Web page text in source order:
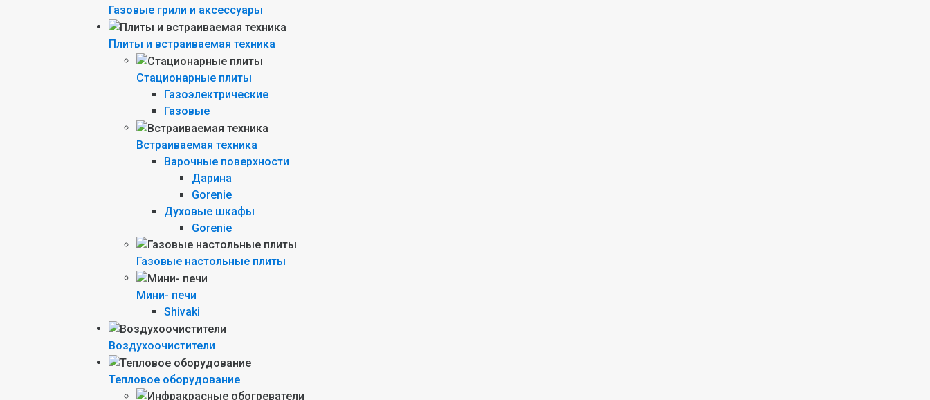
Газовые грили и аксессуары
Плиты и встраиваемая техника
Стационарные плиты
Газоэлектрические
Газовые
Встраиваемая техника
Варочные поверхности
Дарина
Gorenie
Духовые шкафы
Gorenie
Газовые настольные плиты
Мини- печи
Shivaki
Воздухоочистители
Тепловое оборудование